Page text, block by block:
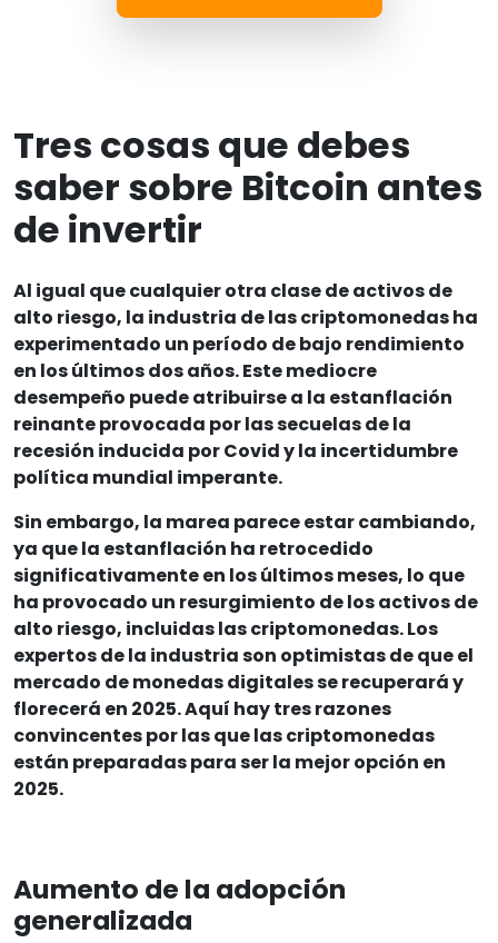
Tres cosas que debes
saber sobre Bitcoin antes
de invertir
Al igual que cualquier otra clase de activos de
alto riesgo, la industria de las criptomonedas ha
experimentado un período de bajo rendimiento
en los últimos dos años. Este mediocre
desempeño puede atribuirse a la estanflación
reinante provocada por las secuelas de la
recesión inducida por Covid y la incertidumbre
política mundial imperante.
Sin embargo, la marea parece estar cambiando,
ya que la estanflación ha retrocedido
significativamente en los últimos meses, lo que
ha provocado un resurgimiento de los activos de
alto riesgo, incluidas las criptomonedas. Los
expertos de la industria son optimistas de que el
mercado de monedas digitales se recuperará y
florecerá en 2025. Aquí hay tres razones
convincentes por las que las criptomonedas
están preparadas para ser la mejor opción en
2025.
Aumento de la adopción
generalizada